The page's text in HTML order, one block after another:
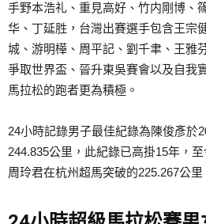
手野本浩礼、重見高好、竹内剛博、
华、丁延胜，台灣出賽選手包含王宗
城、游明樺、周平記、劉千聿、王雅
爭取世界盃、晉升東吳賽會以及自我
馬拉松的跑者更為積極。
24小時記錄男子最佳紀錄為陳俊彥於
244.835公里，此紀錄已高掛15年，
周玲君在杭州超馬突破的225.267公里